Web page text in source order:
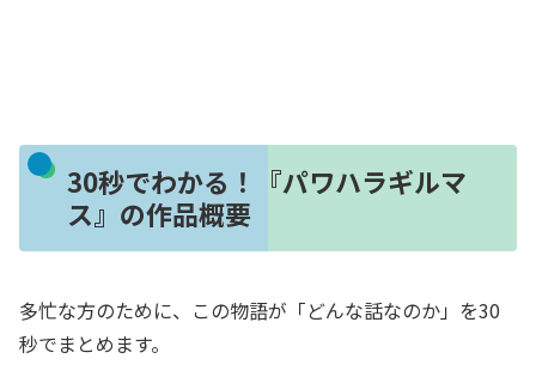
30秒でわかる！『パワハラギルマ
ス』の作品概要
多忙な方のために、この物語が「どんな話なのか」を30
秒でまとめます。